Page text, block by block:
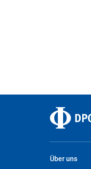
Über uns